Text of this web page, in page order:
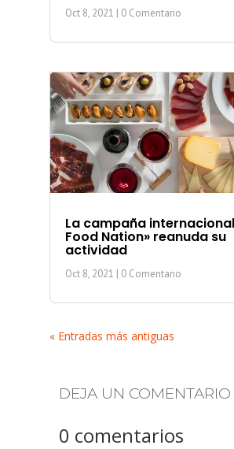
Oct 8, 2021 | 0 Comentario
La campaña
Food Nation» reanuda su
actividad
Oct 8, 2021 | 0 Comentario
« Entradas más antiguas
DEJA UN COMENTARIO
0 comentarios